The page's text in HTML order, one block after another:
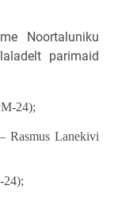
Noortaluniku
parimaid
24);
Rasmus Lanekivi
24);